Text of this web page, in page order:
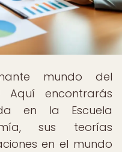
mundo del
Aquí encontrarás
en la Escuela
sus teorías
en el mundo